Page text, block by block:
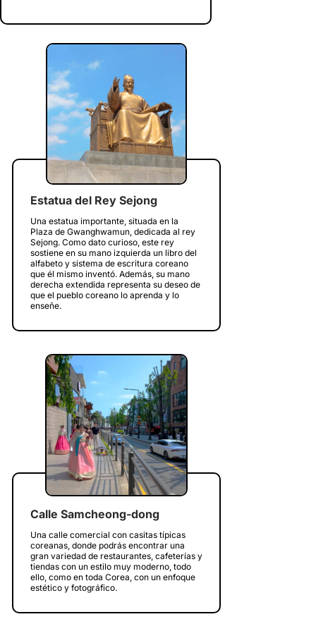
Estatua del Rey Sejong
Una estatua importante, situada en la
Plaza de Gwanghwamun, dedicada al rey
Sejong. Como dato curioso, este rey
sostiene en su mano izquierda un libro del
alfabeto y sistema de escritura coreano
que él mismo inventó. Además, su mano
derecha extendida representa su deseo de
que el pueblo coreano lo aprenda y lo
enseñe.
Calle Samcheong-dong
Una calle comercial con casitas típicas
coreanas, donde podrás encontrar una
gran variedad de restaurantes, cafeterías y
tiendas con un estilo muy moderno, todo
ello, como en toda Corea, con un enfoque
estético y fotográfico.